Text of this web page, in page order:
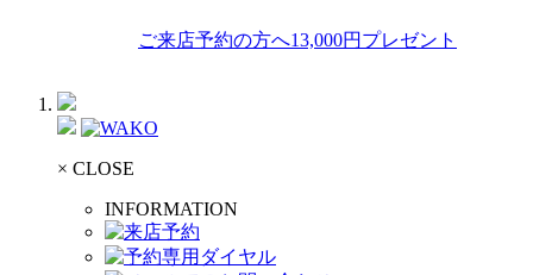
ご来店予約の方へ13,000円プレゼント
× CLOSE
INFORMATION